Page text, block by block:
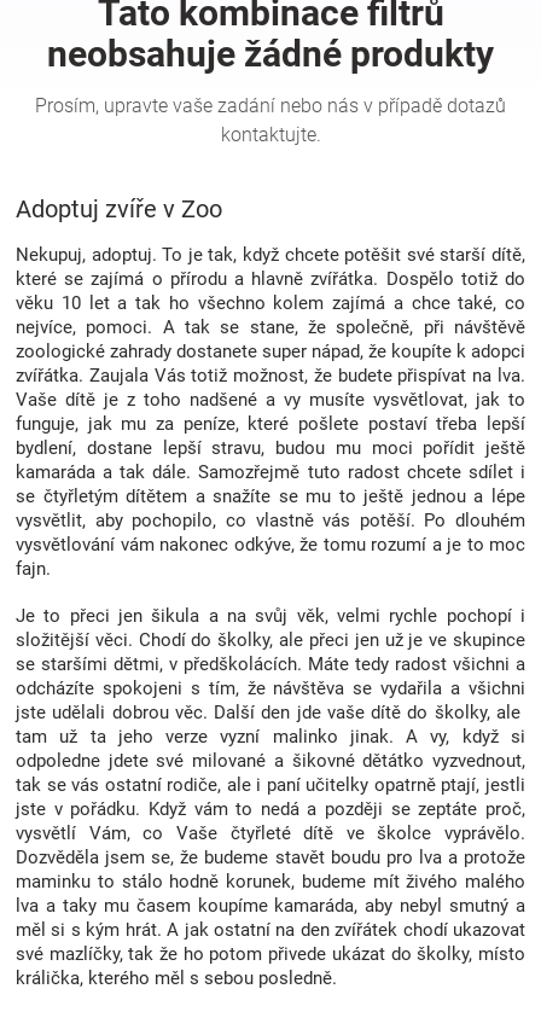
Hračky
pro
děti
Těhotenské
oblečení
Novinky
Značky
Blog
Hračkářství
Přihlášení
Adoptuj zvíře v Zoo
Nekupuj, adoptuj. To je tak, když chcete potěšit své starší dítě,
které se zajímá o přírodu a hlavně zvířátka. Dospělo totiž do
věku 10 let a tak ho všechno kolem zajímá a chce také, co
nejvíce, pomoci. A tak se stane, že společně, při návštěvě
zoologické zahrady dostanete super nápad, že koupíte k adopci
zvířátka. Zaujala Vás totiž možnost, že budete přispívat na lva.
Vaše dítě je z toho nadšené a vy musíte vysvětlovat, jak to
funguje, jak mu za peníze, které pošlete postaví třeba lepší
bydlení, dostane lepší stravu, budou mu moci pořídit ještě
kamaráda a tak dále. Samozřejmě tuto radost chcete sdílet i
se čtyřletým dítětem a snažíte se mu to ještě jednou a lépe
vysvětlit, aby pochopilo, co vlastně vás potěší. Po dlouhém
vysvětlování vám nakonec odkýve, že tomu rozumí a je to moc
fajn.
Je to přeci jen šikula a na svůj věk, velmi rychle pochopí i
složitější věci. Chodí do školky, ale přeci jen už je ve skupince
se staršími dětmi, v předškolácích. Máte tedy radost všichni a
odcházíte spokojeni s tím, že návštěva se vydařila a všichni
jste udělali dobrou věc. Další den jde vaše dítě do školky, ale
tam už ta jeho verze vyzní malinko jinak. A vy, když si
odpoledne jdete své milované a šikovné dětátko vyzvednout,
tak se vás ostatní rodiče, ale i paní učitelky opatrně ptají, jestli
jste v pořádku. Když vám to nedá a později se zeptáte proč,
vysvětlí Vám, co Vaše čtyřleté dítě ve školce vyprávělo.
Dozvěděla jsem se, že budeme stavět boudu pro lva a protože
maminku to stálo hodně korunek, budeme mít živého malého
lva a taky mu časem koupíme kamaráda, aby nebyl smutný a
měl si s kým hrát. A jak ostatní na den zvířátek chodí ukazovat
své mazlíčky, tak že ho potom přivede ukázat do školky, místo
králička, kterého měl s sebou posledně.